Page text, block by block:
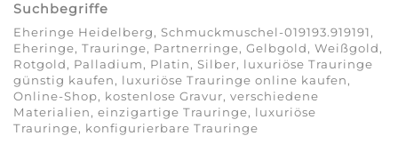
Suchbegriffe
Eheringe Heidelberg, Schmuckmuschel-019193.919191,
Eheringe, Trauringe, Partnerringe, Gelbgold, Weißgold,
Rotgold, Palladium, Platin, Silber, luxuriöse Trauringe
günstig kaufen, luxuriöse Trauringe online kaufen,
Online-Shop, kostenlose Gravur, verschiedene
Materialien, einzigartige Trauringe, luxuriöse
Trauringe, konfigurierbare Trauringe